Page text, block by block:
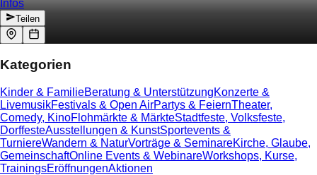
Infos
Teilen
Kategorien
Kinder & FamilieBeratung & UnterstützungKonzerte &
LivemusikFestivals & Open AirPartys & FeiernTheater,
Comedy, KinoFlohmärkte & MärkteStadtfeste, Volksfeste,
DorffesteAusstellungen & KunstSportevents &
TurniereWandern & NaturVorträge & SeminareKirche, Glaube,
GemeinschaftOnline Events & WebinareWorkshops, Kurse,
TrainingsEröffnungenAktionen